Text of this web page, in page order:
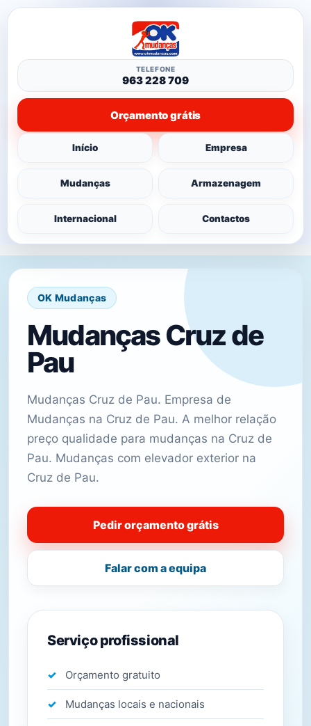
Início Empresa
Mudanças Armazenagem
Internacional Contactos
TELEFONE
963 228 709
Orçamento grátis
OK Mudanças
Mudanças Cruz de
Pau
Mudanças Cruz de Pau. Empresa de
Mudanças na Cruz de Pau. A melhor relação
preço qualidade para mudanças na Cruz de
Pau. Mudanças com elevador exterior na
Cruz de Pau.
Pedir orçamento grátis
Falar com a equipa
Serviço profissional
Orçamento gratuito
Mudanças locais e nacionais